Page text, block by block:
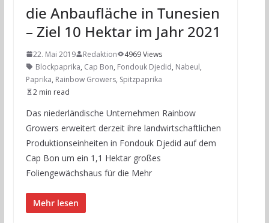
die Anbaufläche in Tunesien
– Ziel 10 Hektar im Jahr 2021
22. Mai 2019 Redaktion
4969 Views
Blockpaprika, Cap Bon, Fondouk Djedid, Nabeul,
Paprika, Rainbow Growers, Spitzpaprika
2 min read
Das niederländische Unternehmen Rainbow
Growers erweitert derzeit ihre landwirtschaftlichen
Produktionseinheiten in Fondouk Djedid auf dem
Cap Bon um ein 1,1 Hektar großes
Foliengewächshaus für die Mehr
Mehr lesen